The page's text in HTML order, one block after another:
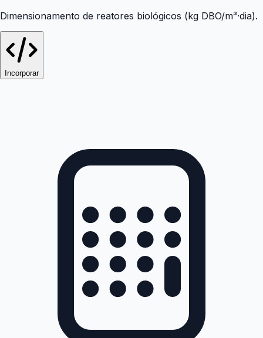
Dimensionamento de reatores biológicos (kg DBO/m³·dia).
Incorporar